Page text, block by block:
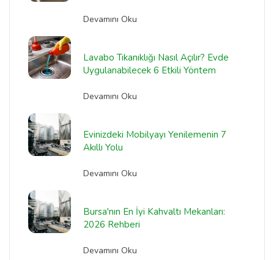
Devamını Oku
Lavabo Tıkanıklığı Nasıl Açılır? Evde
Uygulanabilecek 6 Etkili Yöntem
Devamını Oku
Evinizdeki Mobilyayı Yenilemenin 7
Akıllı Yolu
Devamını Oku
Bursa'nın En İyi Kahvaltı Mekanları:
2026 Rehberi
Devamını Oku